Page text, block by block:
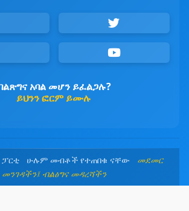
አባል መሆን ይፈልጋሉ?
ይህንን ፎርም ይሙሉ
ፓርቲ ሁሉም መብቶች የተጠበቁ ናቸው መደመር
መንገዳችን፤ ብልፅግና መዳረሻችን